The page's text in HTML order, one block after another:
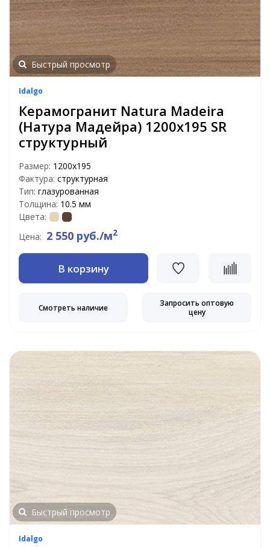
Быстрый просмотр
Idalgo
Керамогранит Natura Madeira
(Натура Мадейра) 1200х195 SR
структурный
Размер: 1200х195
Фактура: структурная
Тип: глазурованная
Толщина: 10.5 мм
Цвета:
Цена: 2 550 руб./м2
В корзину
Смотреть наличие
Запросить оптовую
цену
Быстрый просмотр
Idalgo